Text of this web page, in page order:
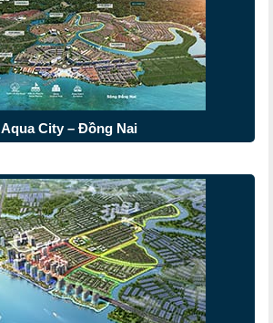
Aqua City – Đồng Nai